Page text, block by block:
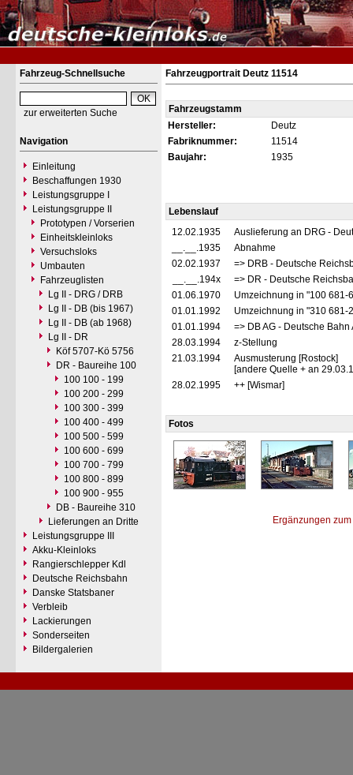
Fahrzeug-Schnellsuche
zur erweiterten Suche
Navigation
Einleitung
Beschaffungen 1930
Leistungsgruppe I
Leistungsgruppe II
Prototypen / Vorserien
Einheitskleinloks
Versuchsloks
Umbauten
Fahrzeuglisten
Lg II - DRG / DRB
Lg II - DB (bis 1967)
Lg II - DB (ab 1968)
Lg II - DR
Köf 5707-Kö 5756
DR - Baureihe 100
100 100 - 199
100 200 - 299
100 300 - 399
100 400 - 499
100 500 - 599
100 600 - 699
100 700 - 799
100 800 - 899
100 900 - 955
DB - Baureihe 310
Lieferungen an Dritte
Leistungsgruppe III
Akku-Kleinloks
Rangierschlepper Kdl
Deutsche Reichsbahn
Danske Statsbaner
Verbleib
Lackierungen
Sonderseiten
Bildergalerien
Fahrzeugportrait Deutz 11514
Fahrzeugstamm
Hersteller:
Deutz
Fabriknummer:
11514
Baujahr:
1935
Lebenslauf
12.02.1935
Auslieferung an DRG -
__.__.1935
Abnahme
02.02.1937
=> DRB - Deutsche
__.__.194x
=> DR - Deutsche
01.06.1970
Umzeichnung in "100 681-
01.01.1992
Umzeichnung in "310 681-
01.01.1994
=> DB AG - Deutsche
28.03.1994
z-Stellung
21.03.1994
Ausmusterung [Rostock]
[andere Quelle + an
28.02.1995
++ [Wismar]
Fotos
Ergänzungen